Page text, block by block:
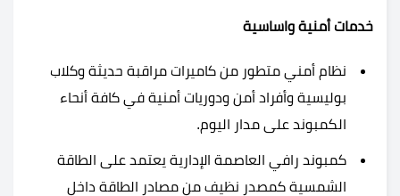
خدمات أمنية واساسية
نظام أمني متطور من كاميرات مراقبة حديثة وكلاب
بوليسية وأفراد أمن ودوريات أمنية في كافة أنحاء
الكمبوند على مدار اليوم.
كمبوند رافي العاصمة الإدارية يعتمد على الطاقة
الشمسية كمصدر نظيف من مصادر الطاقة داخل